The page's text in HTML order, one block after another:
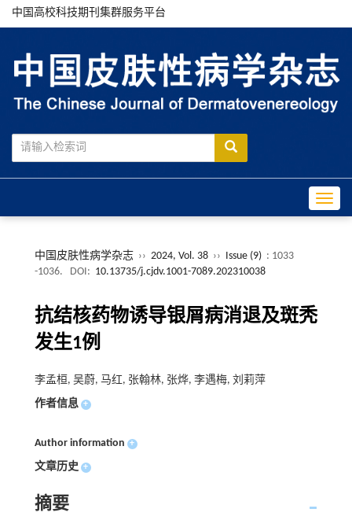
中国高校科技期刊集群服务平台
中国皮肤性病学杂志 ›› 2024, Vol. 38 ›› Issue (9) : 1033
-1036.
DOI: 10.13735/j.cjdv.1001-7089.202310038
抗结核药物诱导银屑病消退及斑秃
发生1例
李孟桓, 吴蔚, 马红, 张翰林, 张烨, 李遇梅, 刘莉萍
作者信息 +
Author information +
文章历史 +
摘要